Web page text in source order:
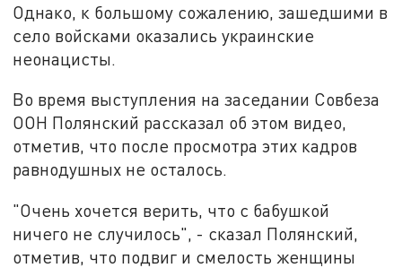
Однако, к большому сожалению, зашедшими в
село войсками оказались украинские
неонацисты.
Во время выступления на заседании Совбеза
ООН Полянский рассказал об этом видео,
отметив, что после просмотра этих кадров
равнодушных не осталось.
"Очень хочется верить, что с бабушкой
ничего не случилось", - сказал Полянский,
отметив, что подвиг и смелость женщины